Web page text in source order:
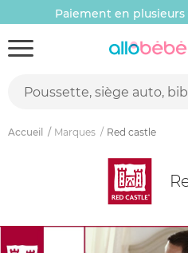
Paiement en plusieurs
Accueil Marques Red castle